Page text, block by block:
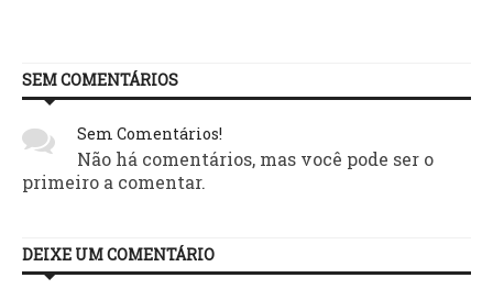
SEM COMENTÁRIOS
Sem Comentários!
Não há comentários, mas você pode ser o
primeiro a comentar.
DEIXE UM COMENTÁRIO